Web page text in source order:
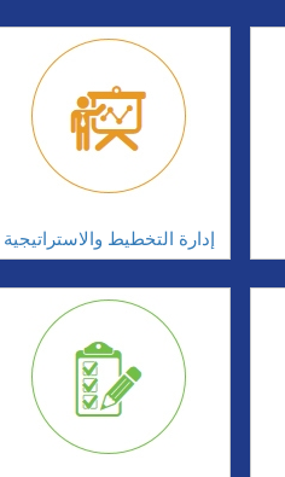
إدارة التخطيط والاستراتيجية